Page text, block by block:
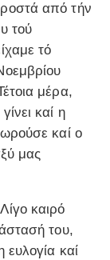
από τήν
τού
τό
μέρα,
καί η
καί ο
μας
καιρό
του,
ευλογία καί